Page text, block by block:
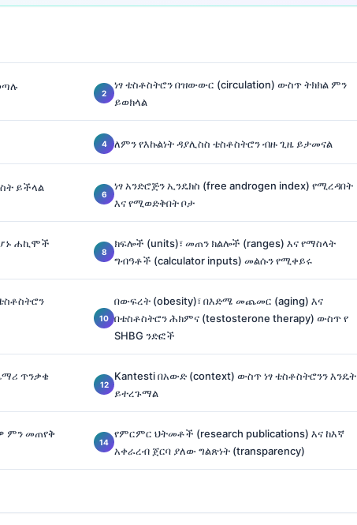
ነፃ ቴስቶስትሮን በዝውውር (circulation) ውስጥ ትክክል ምን
ይወክላል
ለምን የእኩልነት ዳያሊስስ ቴስቶስትሮን ብዙ ጊዜ ይታመናል
ይችላል
ነፃ አንድሮጅን ኢንዴክስ (free androgen index) የሚረዳበት
እና የሚወድቅበት ቦታ
ሐኪሞች
ክፍሎች (units)፣ መጠን ክልሎች (ranges) እና የማስላት
ግብዓቶች (calculator inputs) መልሱን የሚቀይሩ
በውፍረት (obesity)፣ በእድሜ መጨመር (aging) እና
በቴስቶስትሮን ሕክምና (testosterone therapy) ውስጥ የ
SHBG ንድፎች
ጥንቃቄ
Kantesti በአውድ (context) ውስጥ ነፃ ቴስቶስትሮንን እንዴት
ይተረጉማል
ምን መጠየቅ
የምርምር ህትመቶች (research publications) እና ከእኛ
አቀራረብ ጀርባ ያለው ግልጽነት (transparency)